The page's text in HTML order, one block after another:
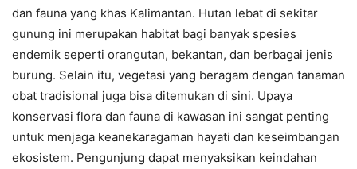
dan fauna yang khas Kalimantan. Hutan lebat di sekitar
gunung ini merupakan habitat bagi banyak spesies
endemik seperti orangutan, bekantan, dan berbagai jenis
burung. Selain itu, vegetasi yang beragam dengan tanaman
obat tradisional juga bisa ditemukan di sini. Upaya
konservasi flora dan fauna di kawasan ini sangat penting
untuk menjaga keanekaragaman hayati dan keseimbangan
ekosistem. Pengunjung dapat menyaksikan keindahan